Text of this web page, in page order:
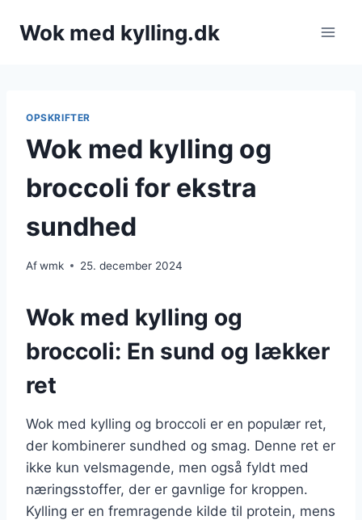
Wok med kylling.dk
OPSKRIFTER
Wok med kylling og
broccoli for ekstra
sundhed
Afwmk 25. december 2024
Wok med kylling og
broccoli: En sund og lækker
ret
Wok med kylling og broccoli er en populær ret,
der kombinerer sundhed og smag. Denne ret er
ikke kun velsmagende, men også fyldt med
næringsstoffer, der er gavnlige for kroppen.
Kylling er en fremragende kilde til protein, mens